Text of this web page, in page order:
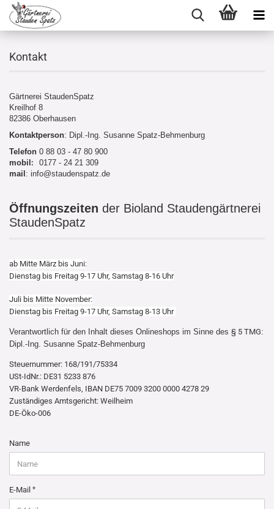
Kontakt
Gärtnerei StaudenSpatz
Kreilhof 8
82386 Oberhausen
Kontaktperson: Dipl.-Ing. Susanne Spatz-Behmenburg
Telefon 0 88 03 - 47 80 900
mobil : 0177 - 24 21 309
mail : info@staudenspatz.de
Öffnungszeiten der Bioland Staudengärtnerei
StaudenSpatz
ab Mitte März bis Juni:
Dienstag bis Freitag 9-17 Uhr, Samstag 8-16 Uhr
Juli bis Mitte November:
Dienstag bis Freitag 9-17 Uhr, Samstag 8-13 Uhr
Verantwortlich für den Inhalt dieses Onlineshops im Sinne des § 5 TMG:
Dipl.-Ing. Susanne Spatz-Behmenburg
Steuernummer: 168/191/75334
USt-IdNr.: DE31 5233 876
VR-Bank Werdenfels, IBAN DE75 7009 3200 0000 4278 29
Zuständiges Amtsgericht: Weilheim
DE-Öko-006
KONTAKT
Name
E-Mail